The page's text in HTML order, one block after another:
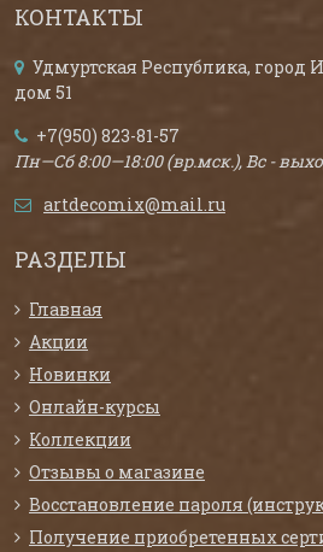
КОНТАКТЫ
Удмуртская Республика,
дом 51
+7(950) 823-81-57
Пн—Сб 8:00—18:00 (вр.мск.), Вс -
artdecomix@mail.ru
РАЗДЕЛЫ
Главная
Акции
Новинки
Онлайн-курсы
Коллекции
Отзывы о магазине
Восстановление пароля
Получение приобретенных